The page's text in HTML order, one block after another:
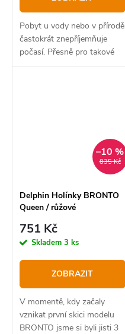
Pobyt u vody nebo v přírodě
častokrát znepříjemňuje
počasí. Přesně pro takové
případy nabízíme
835 Kč
–10 %
Delphin Holínky BRONTO
Queen / růžové
751 Kč
Skladem 3 ks
ZOBRAZIT
V momentě, kdy začaly
vznikat první skici modelu
BRONTO jsme si byli jisti 3